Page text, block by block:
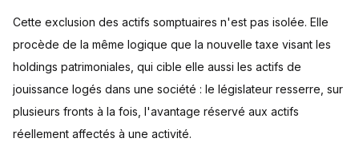
Cette exclusion des actifs somptuaires n'est pas isolée. Elle
procède de la même logique que la nouvelle taxe visant les
holdings patrimoniales, qui cible elle aussi les actifs de
jouissance logés dans une société : le législateur resserre, sur
plusieurs fronts à la fois, l'avantage réservé aux actifs
réellement affectés à une activité.